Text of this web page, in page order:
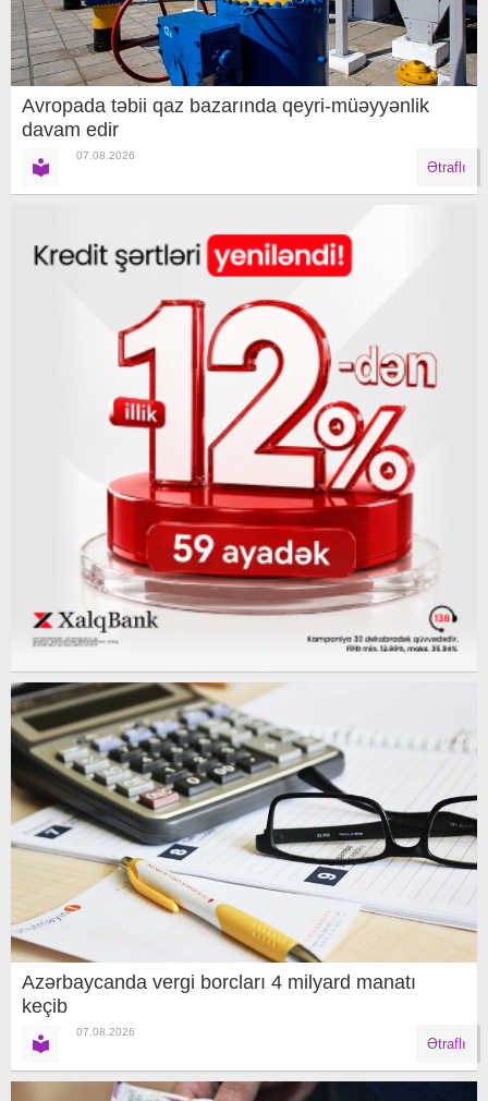
Avropada təbii qaz bazarında qeyri-müəyyənlik
davam edir
07.08.2026
Ətraflı
Azərbaycanda vergi borcları 4 milyard manatı
keçib
07.08.2026
Ətraflı